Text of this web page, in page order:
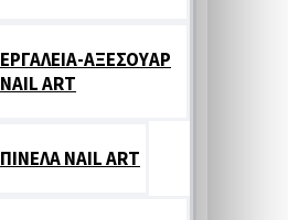
ΕΡΓΑΛΕΙΑ-ΑΞΕΣΟΥΑΡ
NAIL ART
ΠΙΝΕΛΑ NAIL ART